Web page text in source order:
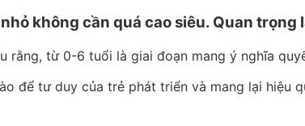
không cần quá cao siêu. Quan
rằng, từ 0-6 tuổi là giai đoạn mang ý nghĩa
để tư duy của trẻ phát triển và mang lại